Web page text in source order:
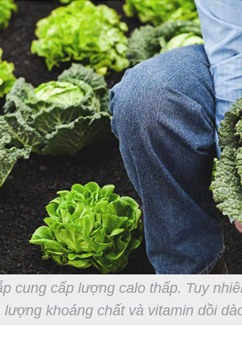
cung cấp lượng calo thấp. Tuy
lượng khoáng chất và vitamin dồi